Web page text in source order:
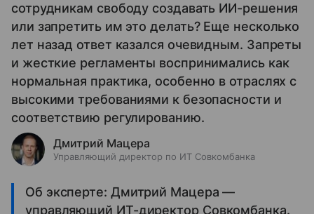
сотрудникам свободу создавать ИИ-решения
или запретить им это делать? Еще несколько
лет назад ответ казался очевидным. Запреты
и жесткие регламенты воспринимались как
нормальная практика, особенно в отраслях с
высокими требованиями к безопасности и
соответствию регулированию.
Дмитрий Мацера
Управляющий директор по ИТ Совкомбанка
Об эксперте: Дмитрий Мацера —
управляющий ИТ-директор Совкомбанка.